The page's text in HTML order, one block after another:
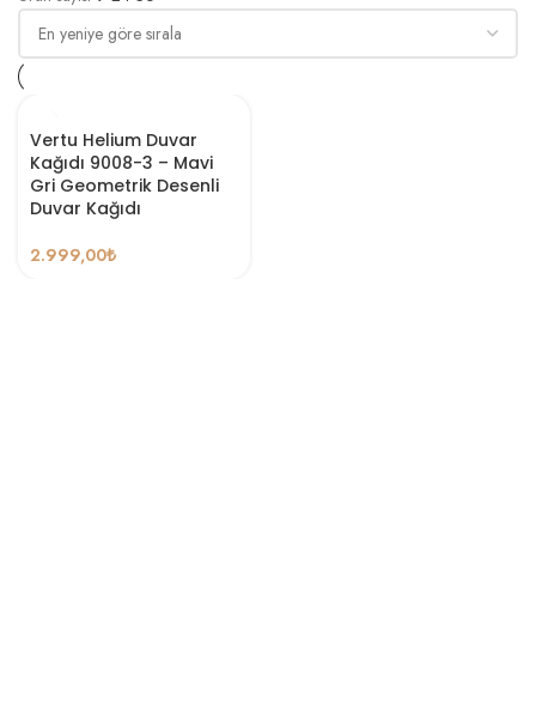
Vertu Helium Duvar
Kağıdı 9008-3 – Mavi
Gri Geometrik Desenli
Duvar Kağıdı
2.999,00₺